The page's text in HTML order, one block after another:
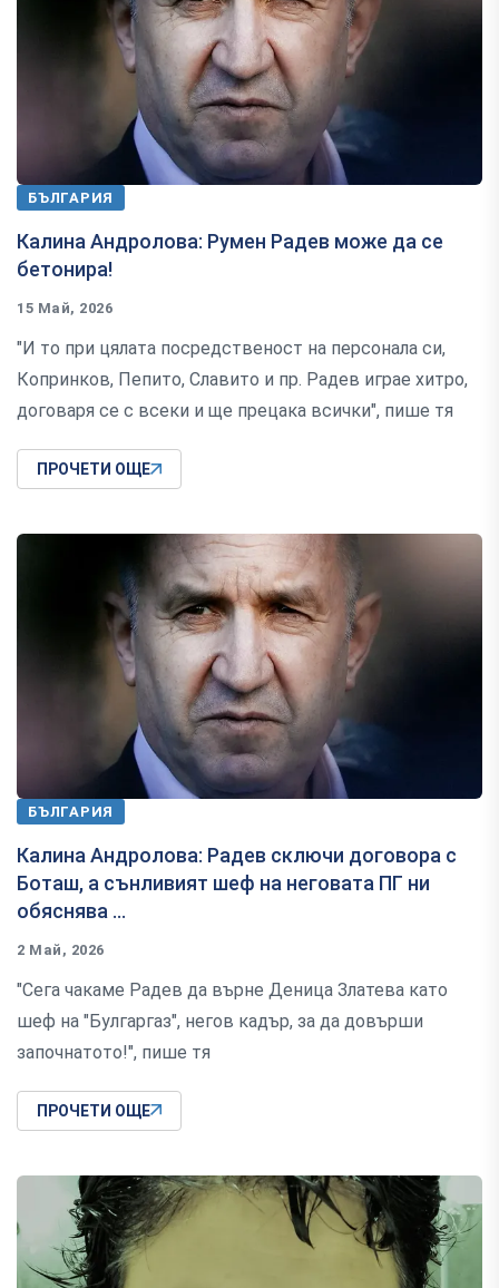
БЪЛГАРИЯ
Калина Андролова: Румен Радев може да се
бетонира!
15 Май, 2026
"И то при цялата посредственост на персонала си,
Копринков, Пепито, Славито и пр. Радев играе хитро,
договаря се с всеки и ще прецака всички", пише тя
ПРОЧЕТИ ОЩЕ
БЪЛГАРИЯ
Калина Андролова: Радев сключи договора с
Боташ, а сънливият шеф на неговата ПГ ни
обяснява ...
2 Май, 2026
"Сега чакаме Радев да върне Деница Златева като
шеф на "Булгаргаз", негов кадър, за да довърши
започнатото!", пише тя
ПРОЧЕТИ ОЩЕ